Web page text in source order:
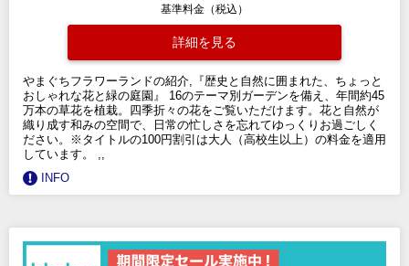
基準料金（税込）
詳細を見る
やまぐちフラワーランドの紹介,『歴史と自然に囲まれた、ちょっと
おしゃれな花と緑の庭園』 16のテーマ別ガーデンを備え、年間約45
万本の草花を植栽。四季折々の花をご覧いただけます。花と自然が
織り成す和みの空間で、日常の忙しさを忘れてゆっくりお過ごしく
ださい。※タイトルの100円割引は大人（高校生以上）の料金を適用
しています。 ,,
INFO